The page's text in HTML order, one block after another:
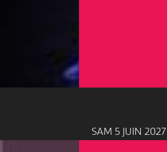
SAM 5 JUIN 2027